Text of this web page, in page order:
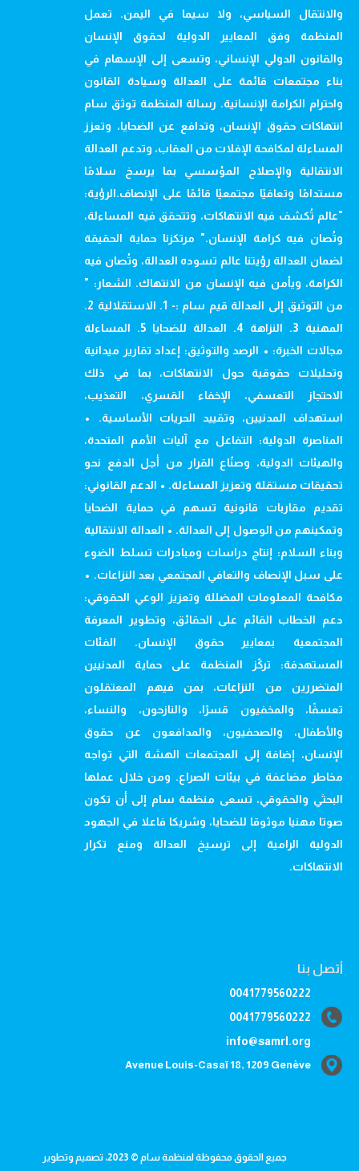
والانتقال السياسي، ولا سيما في اليمن. تعمل
المنظمة وفق المعايير الدولية لحقوق الإنسان
والقانون الدولي الإنساني، وتسعى إلى الإسهام في
بناء مجتمعات قائمة على العدالة وسيادة القانون
واحترام الكرامة الإنسانية. رسالة المنظمة توثق سام
انتهاكات حقوق الإنسان، وتدافع عن الضحايا، وتعزز
المساءلة لمكافحة الإفلات من العقاب، وتدعم العدالة
الانتقالية والإصلاح المؤسسي بما يرسخ سلامًا
مستدامًا وتعافيًا مجتمعيًا قائمًا على الإنصاف.الرؤية:
"عالم تُكشف فيه الانتهاكات، وتتحقق فيه المساءلة،
وتُصان فيه كرامة الإنسان." مرتكزنا حماية الحقيقة
لضمان العدالة رؤيتنا عالم تسوده العدالة، وتُصان فيه
الكرامة، ويأمن فيه الإنسان من الانتهاك. الشعار: "
من التوثيق إلى العدالة قيم سام :- 1. الاستقلالية 2.
المهنية 3. النزاهة 4. العدالة للضحايا 5. المساءلة
مجالات الخبرة: • الرصد والتوثيق: إعداد تقارير ميدانية
وتحليلات حقوقية حول الانتهاكات، بما في ذلك
الاحتجاز التعسفي، الإخفاء القسري، التعذيب،
استهداف المدنيين، وتقييد الحريات الأساسية. •
المناصرة الدولية: التفاعل مع آليات الأمم المتحدة،
والهيئات الدولية، وصنّاع القرار من أجل الدفع نحو
تحقيقات مستقلة وتعزيز المساءلة. • الدعم القانوني:
تقديم مقاربات قانونية تسهم في حماية الضحايا
وتمكينهم من الوصول إلى العدالة. • العدالة الانتقالية
وبناء السلام: إنتاج دراسات ومبادرات تسلط الضوء
على سبل الإنصاف والتعافي المجتمعي بعد النزاعات. •
مكافحة المعلومات المضللة وتعزيز الوعي الحقوقي:
دعم الخطاب القائم على الحقائق، وتطوير المعرفة
المجتمعية بمعايير حقوق الإنسان. الفئات
المستهدفة: تركّز المنظمة على حماية المدنيين
المتضررين من النزاعات، بمن فيهم المعتقلون
تعسفًا، والمخفيون قسرًا، والنازحون، والنساء،
والأطفال، والصحفيون، والمدافعون عن حقوق
الإنسان، إضافة إلى المجتمعات الهشة التي تواجه
مخاطر مضاعفة في بيئات الصراع. ومن خلال عملها
البحثي والحقوقي، تسعى منظمة سام إلى أن تكون
صوتا مهنيا موثوقا للضحايا، وشريكا فاعلا في الجهود
الدولية الرامية إلى ترسيخ العدالة ومنع تكرار
الانتهاكات.
أتصل بنا
0041779560222
0041779560222
info@samrl.org
Avenue Louis-Casaï 18, 1209 Genève
جميع الحقوق محفوظة لمنظمة سام © 2023، تصميم وتطوير